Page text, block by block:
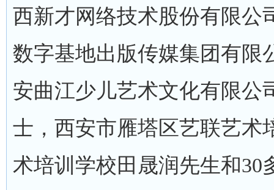
西新才网络技术股份有限公
数字基地出版传媒集团有限
安曲江少儿艺术文化有限公
士，西安市雁塔区艺联艺术
术培训学校田晟润先生和30